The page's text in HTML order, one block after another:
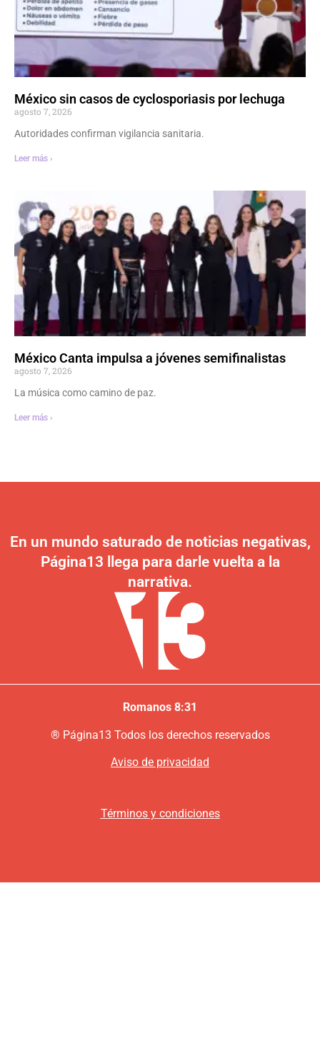
México sin casos de cyclosporiasis por lechuga
agosto 7, 2026
Autoridades confirman vigilancia sanitaria.
Leer más ›
México Canta impulsa a jóvenes semifinalistas
agosto 7, 2026
La música como camino de paz.
Leer más ›
En un mundo saturado de noticias negativas,
Página13 llega para darle vuelta a la
narrativa.
Romanos 8:31
® Página13 Todos los derechos reservados
Aviso de privacidad
Términos y condiciones